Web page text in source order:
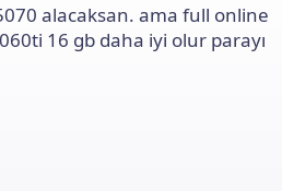
alacaksan. ama full online
16 gb daha iyi olur parayı